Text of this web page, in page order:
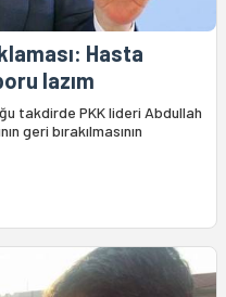
Hasta
lazım
takdirde PKK lideri Abdullah
geri bırakılmasının